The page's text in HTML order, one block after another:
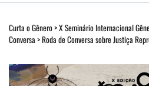
Curta o Gênero>X Seminário Internacional
Conversa >Roda de Conversa sobre Justiça